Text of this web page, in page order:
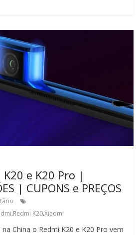
e K20 Pro |
| CUPONS e PREÇOS
.Redmi K20.Xiaomi
China o Redmi K20 e K20 Pro vem